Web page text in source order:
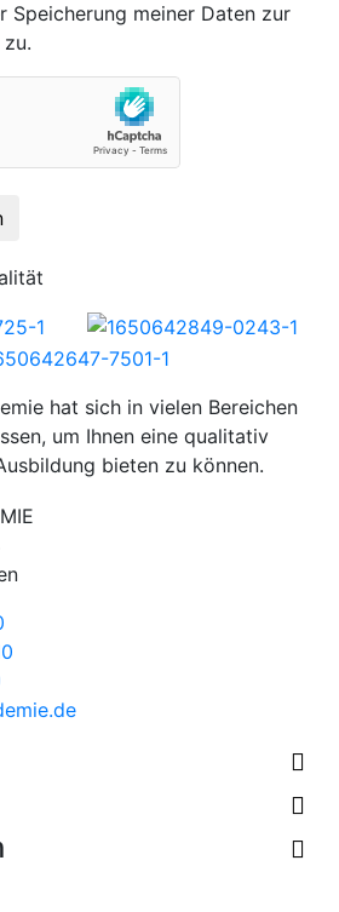
Speicherung meiner Daten zur
hat sich in vielen Bereichen
um Ihnen eine qualitativ
bieten zu können.